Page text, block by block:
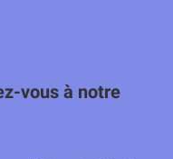
vous à notre